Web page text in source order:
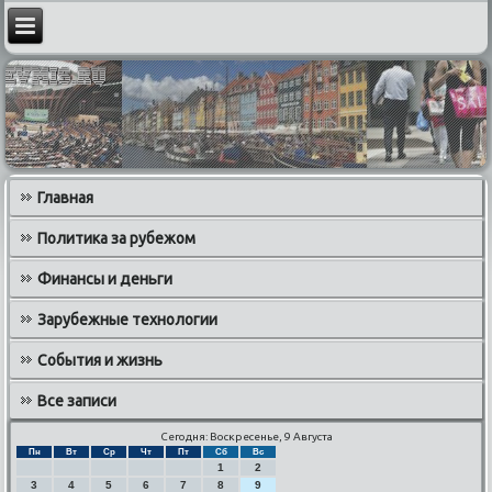
Главная
Политика за рубежом
Финансы и деньги
Зарубежные технологии
События и жизнь
Все записи
Сегодня: Воскресенье, 9 Августа
Пн Вт Ср Чт Пт Сб Вс
1
2
3
4 5 6 7 8
9